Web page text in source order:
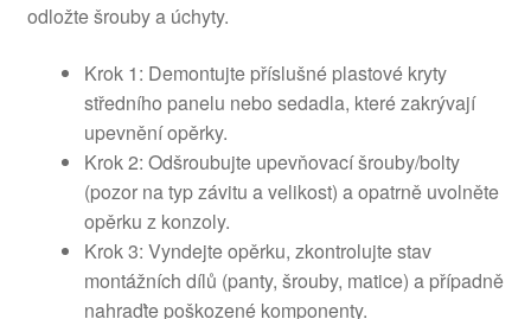
odložte šrouby a úchyty.
Krok 1: Demontujte příslušné plastové kryty
středního panelu nebo sedadla, které zakrývají
upevnění opěrky.
Krok 2: Odšroubujte upevňovací šrouby/bolty
(pozor na typ závitu a velikost) a opatrně uvolněte
opěrku z konzoly.
Krok 3: Vyndejte opěrku, zkontrolujte stav
montážních dílů (panty, šrouby, matice) a případně
nahraďte poškozené komponenty.